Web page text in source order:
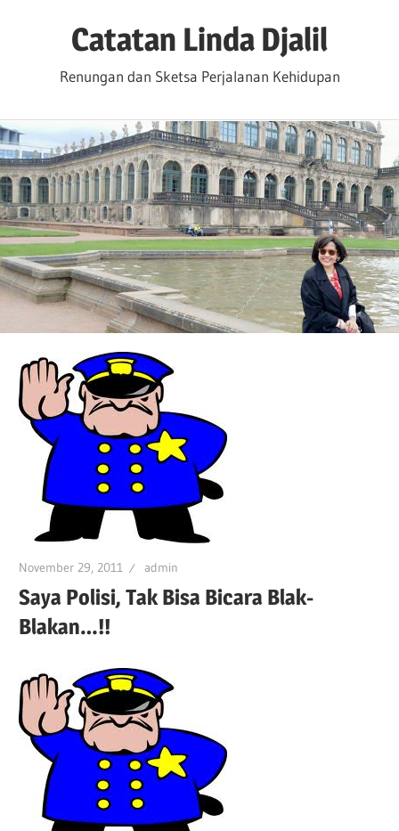
Catatan Linda Djalil
Renungan dan Sketsa Perjalanan Kehidupan
November 29, 2011 admin
Saya Polisi, Tak Bisa Bicara Blak-
Blakan…!!